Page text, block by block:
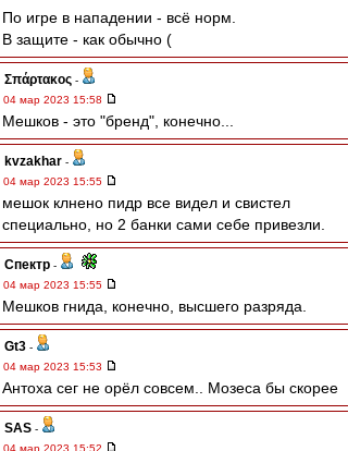
По игре в нападении - всё норм.
В защите - как обычно (
Σπάρτακος -
04 мар 2023 15:58
Мешков - это "бренд", конечно...
kvzakhar -
04 мар 2023 15:55
мешок клнено пидр все видел и свистел
специально, но 2 банки сами себе привезли.
Спектр -
04 мар 2023 15:55
Мешков гнида, конечно, высшего разряда.
Gt3 -
04 мар 2023 15:53
Антоха сег не орёл совсем.. Мозеса бы скорее
SAS -
04 мар 2023 15:52